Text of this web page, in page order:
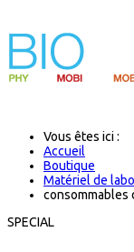
Vous êtes ici :
Accueil
Boutique
Matériel de
consommables
SPECIAL